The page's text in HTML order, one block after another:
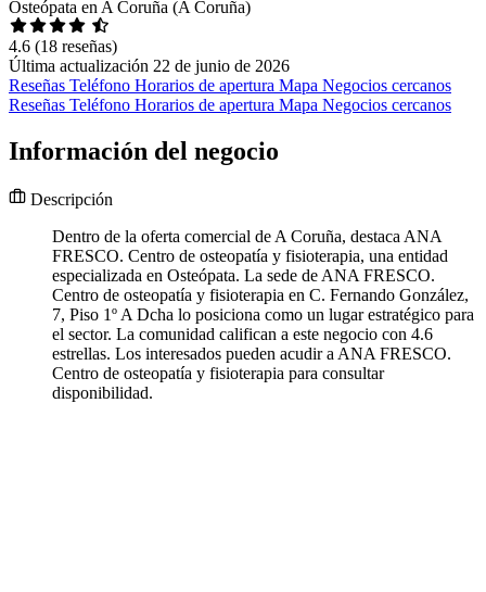
Osteópata en A Coruña (A Coruña)
4.6 (18 reseñas)
Última actualización 22 de junio de 2026
Reseñas Teléfono Horarios de apertura Mapa Negocios cercanos
Reseñas Teléfono Horarios de apertura Mapa Negocios cercanos
Información del negocio
Descripción
Dentro de la oferta comercial de A Coruña, destaca ANA
FRESCO. Centro de osteopatía y fisioterapia, una entidad
especializada en Osteópata. La sede de ANA FRESCO.
Centro de osteopatía y fisioterapia en C. Fernando González,
7, Piso 1º A Dcha lo posiciona como un lugar estratégico para
el sector. La comunidad califican a este negocio con 4.6
estrellas. Los interesados pueden acudir a ANA FRESCO.
Centro de osteopatía y fisioterapia para consultar
disponibilidad.